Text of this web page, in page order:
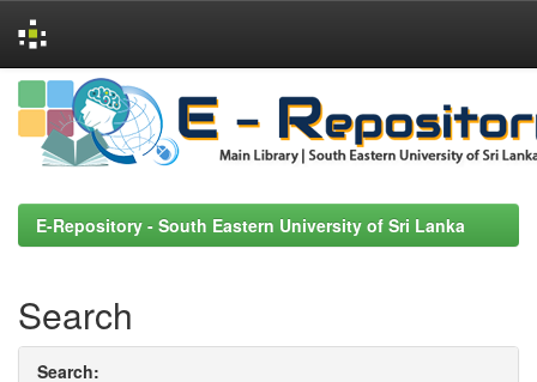
Skip
navigation
E-Repository - South Eastern University of Sri Lanka
Search
Search: